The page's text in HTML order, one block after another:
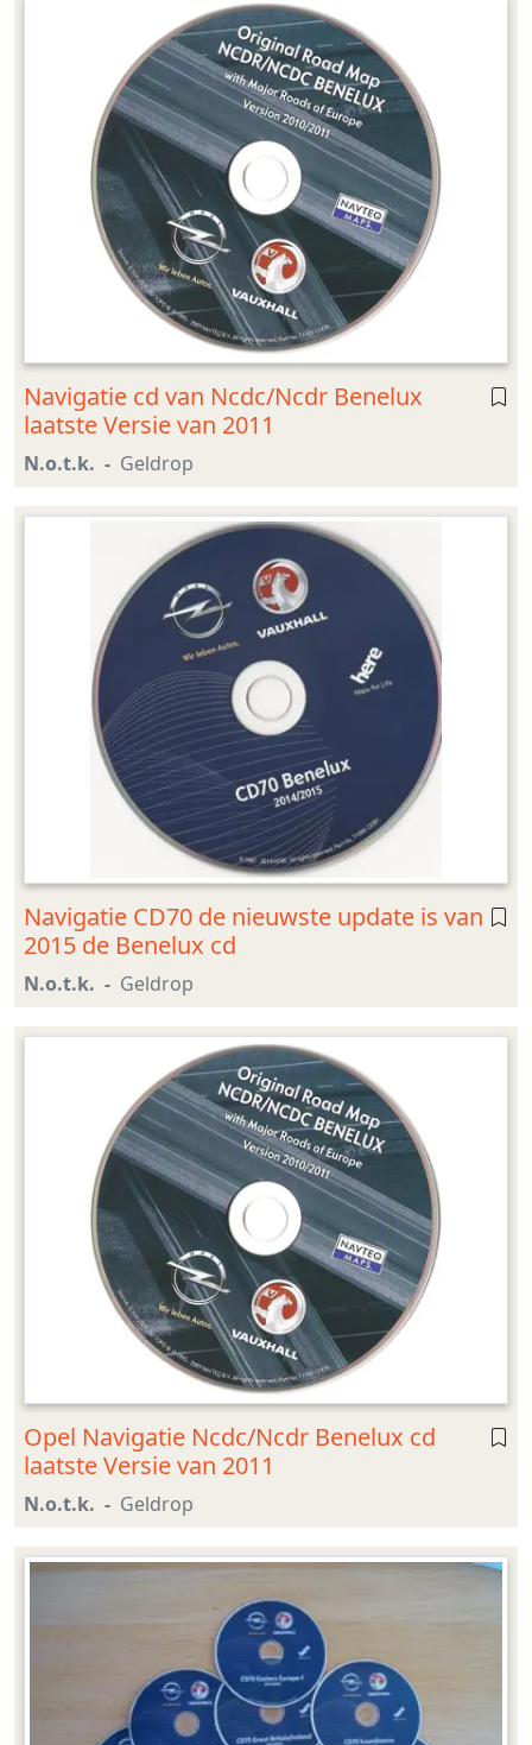
Navigatie cd van Ncdc/Ncdr Benelux
laatste Versie van 2011
N.o.t.k. Geldrop
Navigatie CD70 de nieuwste update is van
2015 de Benelux cd
N.o.t.k. Geldrop
Opel Navigatie Ncdc/Ncdr Benelux cd
laatste Versie van 2011
N.o.t.k. Geldrop